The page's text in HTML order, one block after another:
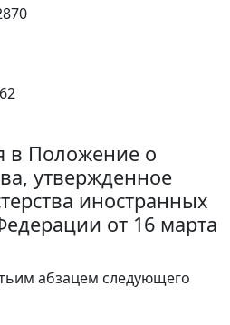
в Положение о
утвержденное
иностранных
от 16 марта
абзацем следующего